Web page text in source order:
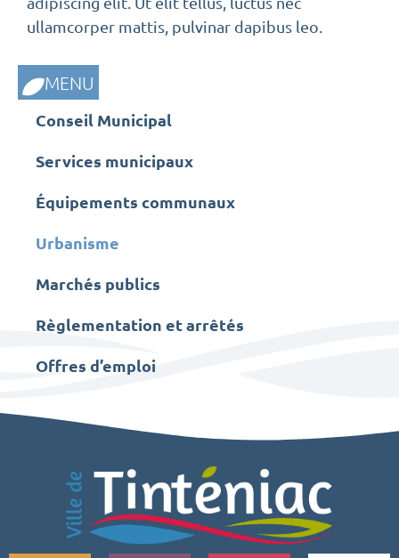
MENU
Conseil Municipal
Services municipaux
Équipements communaux
Urbanisme
Marchés publics
Règlementation et arrêtés
Offres d’emploi
ullamcorper mattis, pulvinar dapibus leo.